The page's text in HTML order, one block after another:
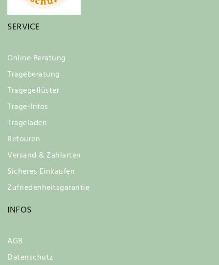
SERVICE
Online Beratung
Trageberatung
Tragegeflüster
Trage-Infos
Trageladen
Retouren
Versand & Zahlarten
Sicheres Einkaufen
Zufriedenheitsgarantie
INFOS
AGB
Datenschutz